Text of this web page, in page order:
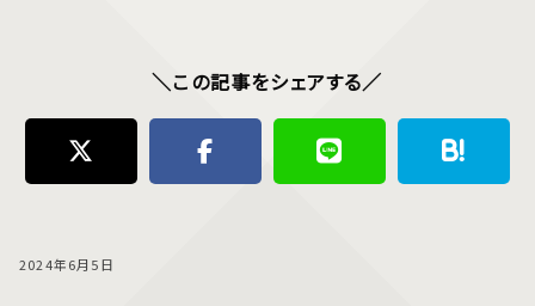
＼この記事をシェアする／
2024年6月5日